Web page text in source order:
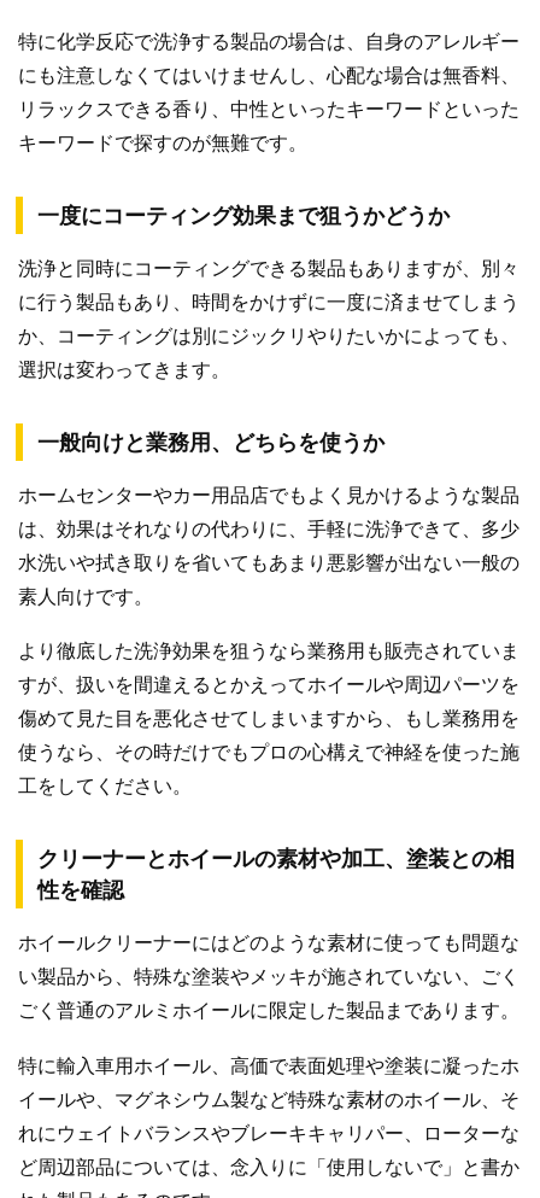
特に化学反応で洗浄する製品の場合は、自身のアレルギー
にも注意しなくてはいけませんし、心配な場合は無香料、
リラックスできる香り、中性といったキーワードといった
キーワードで探すのが無難です。
一度にコーティング効果まで狙うかどうか
洗浄と同時にコーティングできる製品もありますが、別々
に行う製品もあり、時間をかけずに一度に済ませてしまう
か、コーティングは別にジックリやりたいかによっても、
選択は変わってきます。
一般向けと業務用、どちらを使うか
ホームセンターやカー用品店でもよく見かけるような製品
は、効果はそれなりの代わりに、手軽に洗浄できて、多少
水洗いや拭き取りを省いてもあまり悪影響が出ない一般の
素人向けです。
より徹底した洗浄効果を狙うなら業務用も販売されていま
すが、扱いを間違えるとかえってホイールや周辺パーツを
傷めて見た目を悪化させてしまいますから、もし業務用を
使うなら、その時だけでもプロの心構えで神経を使った施
工をしてください。
クリーナーとホイールの素材や加工、塗装との相
性を確認
ホイールクリーナーにはどのような素材に使っても問題な
い製品から、特殊な塗装やメッキが施されていない、ごく
ごく普通のアルミホイールに限定した製品まであります。
特に輸入車用ホイール、高価で表面処理や塗装に凝ったホ
イールや、マグネシウム製など特殊な素材のホイール、そ
れにウェイトバランスやブレーキキャリパー、ローターな
ど周辺部品については、念入りに「使用しないで」と書か